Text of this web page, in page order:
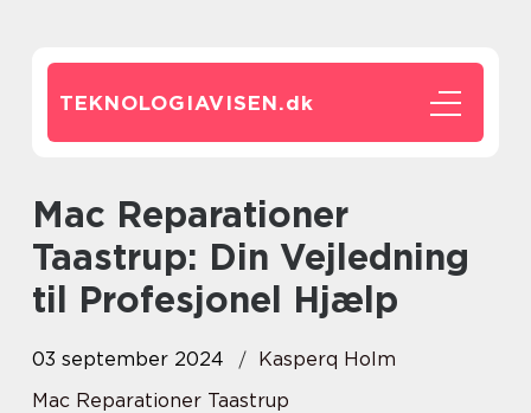
TEKNOLOGIAVISEN.dk
Mac Reparationer
Taastrup: Din Vejledning
til Profesjonel Hjælp
03 september 2024
Kasperq Holm
Mac Reparationer Taastrup